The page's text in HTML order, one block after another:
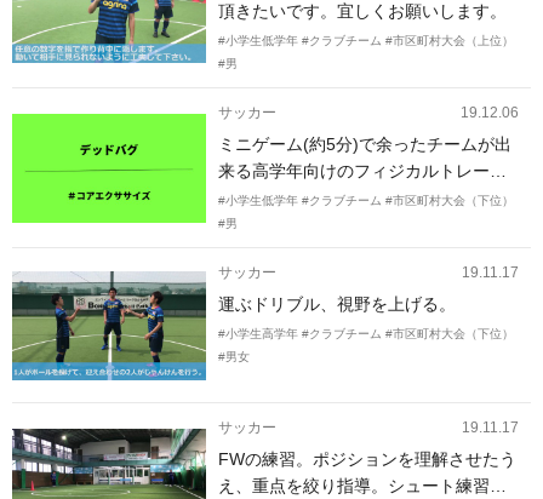
頂きたいです。宜しくお願いします。
#小学生低学年 #クラブチーム #市区町村大会（上位）
#男
サッカー 19.12.06
ミニゲーム(約5分)で余ったチームが出
来る高学年向けのフィジカルトレーニ
ングを教えていただきたいです。
#小学生低学年 #クラブチーム #市区町村大会（下位）
#男
サッカー 19.11.17
運ぶドリブル、視野を上げる。
#小学生高学年 #クラブチーム #市区町村大会（下位）
#男女
サッカー 19.11.17
FWの練習。ポジションを理解させたう
え、重点を絞り指導。シュート練習を